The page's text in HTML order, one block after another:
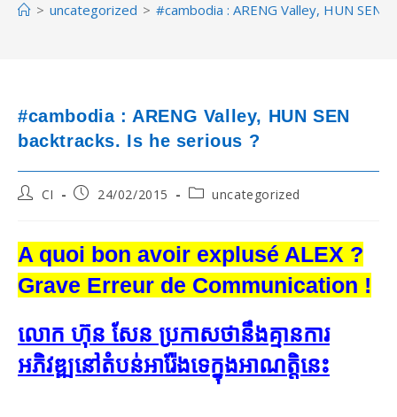
> uncategorized > #cambodia : ARENG Valley, HUN SEN
#cambodia : ARENG Valley, HUN SEN
backtracks. Is he serious ?
PostCI
Post24/02/2015
Postuncategorized
A quoi bon avoir explusé ALEX ?
Grave Erreur de Communication !
លោក ហ៊ុន សែន ប្រកាស​ថា​នឹង​គ្មាន​ការ​
អភិវឌ្ឍ​នៅ​តំបន់​អារ៉ែង​ទេ​ក្នុង​អាណត្តិ​នេះ